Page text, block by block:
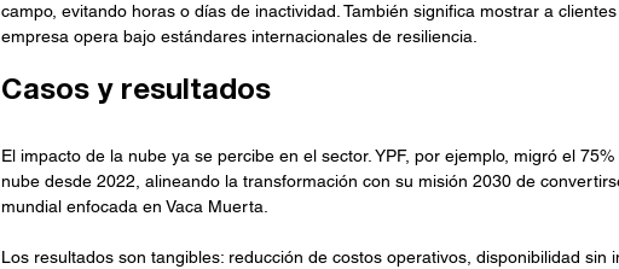
campo, evitando horas o días de inactividad. También significa mostrar a
empresa opera bajo estándares internacionales de resiliencia.
Casos y resultados
El impacto de la nube ya se percibe en el sector. YPF, por ejemplo, migró el
nube desde 2022, alineando la transformación con su misión 2030 de
mundial enfocada en Vaca Muerta.
Los resultados son tangibles: reducción de costos operativos, disponibilidad sin